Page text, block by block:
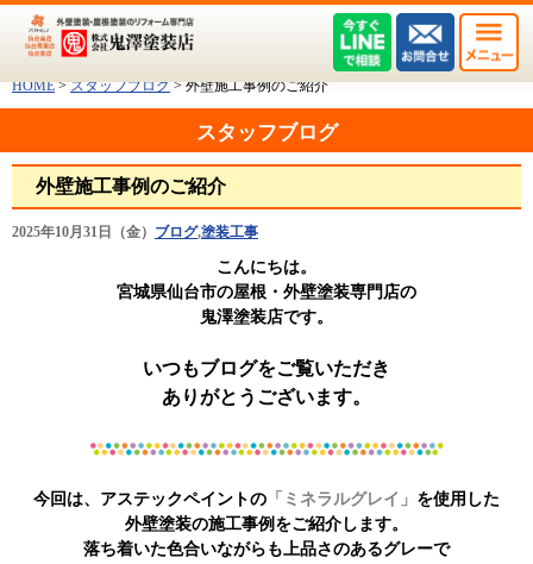
HOME > スタッフブログ > 外壁施工事例のご紹介
スタッフブログ
外壁施工事例のご紹介
2025年10月31日（金） ブログ,塗装工事
こんにちは。
宮城県仙台市の屋根・外壁塗装専門店の
鬼澤塗装店です。
いつもブログをご覧いただき
ありがとうございます。
今回は、アステックペイントの 「ミネラルグレイ」 を使用した
外壁塗装の施工事例をご紹介します。
落ち着いた色合いながらも上品さのあるグレーで